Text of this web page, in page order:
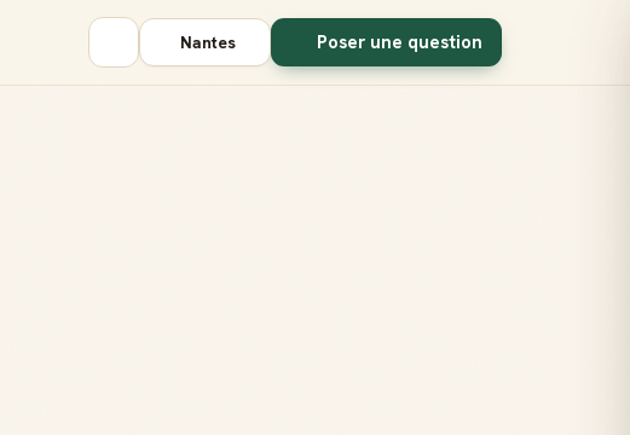
Nantes Poser une question